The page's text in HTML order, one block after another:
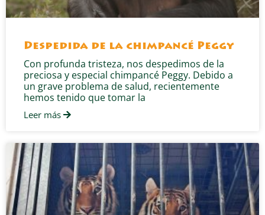
Despedida de la chimpancé Peggy
Con profunda tristeza, nos despedimos de la
preciosa y especial chimpancé Peggy. Debido a
un grave problema de salud, recientemente
hemos tenido que tomar la
Leer más